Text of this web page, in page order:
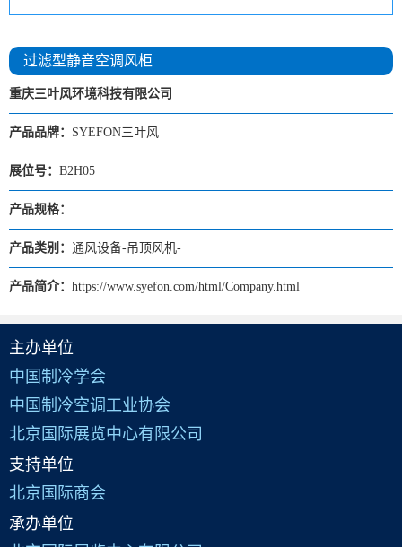
过滤型静音空调风柜
重庆三叶风环境科技有限公司
产品品牌： SYEFON三叶风
展位号： B2H05
产品规格：
产品类别： 通风设备-吊顶风机-
产品简介： https://www.syefon.com/html/Company.html
主办单位
中国制冷学会
中国制冷空调工业协会
北京国际展览中心有限公司
支持单位
北京国际商会
承办单位